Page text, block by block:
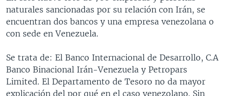
naturales sancionadas por su relación con Irán, se
encuentran dos bancos y una empresa venezolana o
con sede en Venezuela.
Se trata de: El Banco Internacional de Desarrollo, C.A
Banco Binacional Irán-Venezuela y Petropars
Limited. El Departamento de Tesoro no da mayor
explicación del por qué en el caso venezolano. Sin